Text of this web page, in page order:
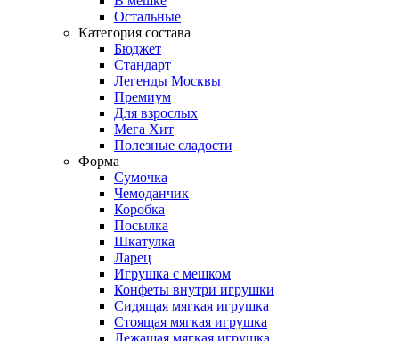
Остальные
Категория состава
Бюджет
Стандарт
Легенды Москвы
Премиум
Для взрослых
Мега Хит
Полезные сладости
Форма
Сумочка
Чемоданчик
Коробка
Посылка
Шкатулка
Ларец
Игрушка с мешком
Конфеты внутри игрушки
Сидящая мягкая игрушка
Стоящая мягкая игрушка
Лежащая мягкая игрушка